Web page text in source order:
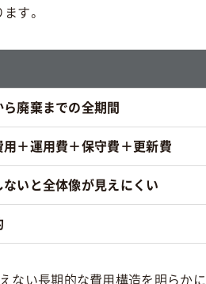
す。
ら廃棄までの全期間
用＋運用費＋保守費＋更新費
ないと全体像が見えにくい
ない長期的な費用構造を明らかに